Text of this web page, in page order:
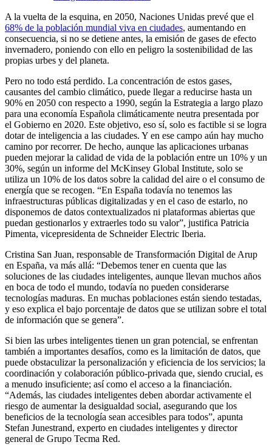
A la vuelta de la esquina, en 2050, Naciones Unidas prevé que el
68% de la población mundial viva en ciudades, aumentando en
consecuencia, si no se detiene antes, la emisión de gases de efecto
invernadero, poniendo con ello en peligro la sostenibilidad de las
propias urbes y del planeta.
Pero no todo está perdido. La concentración de estos gases,
causantes del cambio climático, puede llegar a reducirse hasta un
90% en 2050 con respecto a 1990, según la Estrategia a largo plazo
para una economía Española climáticamente neutra presentada por
el Gobierno en 2020. Este objetivo, eso sí, solo es factible si se logra
dotar de inteligencia a las ciudades. Y en ese campo aún hay mucho
camino por recorrer. De hecho, aunque las aplicaciones urbanas
pueden mejorar la calidad de vida de la población entre un 10% y un
30%, según un informe del McKinsey Global Institute, solo se
utiliza un 10% de los datos sobre la calidad del aire o el consumo de
energía que se recogen. “En España todavía no tenemos las
infraestructuras públicas digitalizadas y en el caso de estarlo, no
disponemos de datos contextualizados ni plataformas abiertas que
puedan gestionarlos y extraerles todo su valor”, justifica Patricia
Pimenta, vicepresidenta de Schneider Electric Iberia.
Cristina San Juan, responsable de Transformación Digital de Arup
en España, va más allá: “Debemos tener en cuenta que las
soluciones de las ciudades inteligentes, aunque llevan muchos años
en boca de todo el mundo, todavía no pueden considerarse
tecnologías maduras. En muchas poblaciones están siendo testadas,
y eso explica el bajo porcentaje de datos que se utilizan sobre el total
de información que se genera”.
Si bien las urbes inteligentes tienen un gran potencial, se enfrentan
también a importantes desafíos, como es la limitación de datos, que
puede obstaculizar la personalización y eficiencia de los servicios; la
coordinación y colaboración público-privada que, siendo crucial, es
a menudo insuficiente; así como el acceso a la financiación.
“Además, las ciudades inteligentes deben abordar activamente el
riesgo de aumentar la desigualdad social, asegurando que los
beneficios de la tecnología sean accesibles para todos”, apunta
Stefan Junestrand, experto en ciudades inteligentes y director
general de Grupo Tecma Red.